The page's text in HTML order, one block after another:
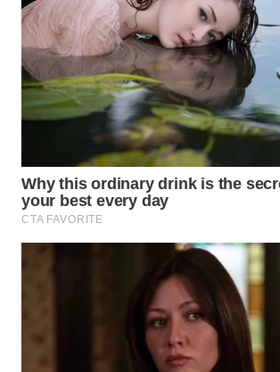
WN
KEPULAUAN
SERIBU
WN
TANGERANG
WN
BINJAI
CIREBON